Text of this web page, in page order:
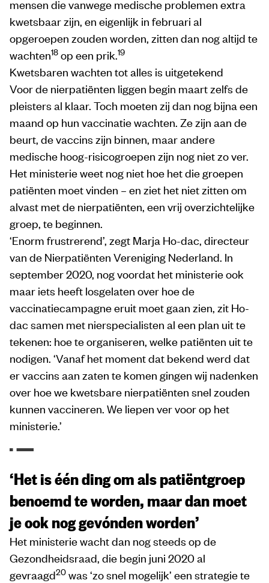
mensen die vanwege medische problemen extra
kwetsbaar zijn, en eigenlijk in februari al
opgeroepen zouden worden, zitten dan nog altijd te
wachten18op een prik.19
Kwetsbaren wachten tot alles is uitgetekend
Voor de nierpatiënten liggen begin maart zelfs de
pleisters al klaar. Toch moeten zij dan nog bijna een
maand op hun vaccinatie wachten. Ze zijn aan de
beurt, de vaccins zijn binnen, maar andere
medische hoog-risicogroepen zijn nog niet zo ver.
Het ministerie weet nog niet hoe het die groepen
patiënten moet vinden – en ziet het niet zitten om
alvast met de nierpatiënten, een vrij overzichtelijke
groep, te beginnen.
‘Enorm frustrerend’, zegt Marja Ho-dac, directeur
van de Nierpatiënten Vereniging Nederland. In
september 2020, nog voordat het ministerie ook
maar iets heeft losgelaten over hoe de
vaccinatiecampagne eruit moet gaan zien, zit Ho-
dac samen met nierspecialisten al een plan uit te
tekenen: hoe te organiseren, welke patiënten uit te
nodigen. ‘Vanaf het moment dat bekend werd dat
er vaccins aan zaten te komen gingen wij nadenken
over hoe we kwetsbare nierpatiënten snel zouden
kunnen vaccineren. We liepen ver voor op het
ministerie.’
‘Het is één ding om als patiëntgroep
benoemd te worden, maar dan moet
je ook nog gevónden worden’
Het ministerie wacht dan nog steeds op de
Gezondheidsraad, die begin juni 2020 al
gevraagd20was ‘zo snel mogelijk’ een strategie te